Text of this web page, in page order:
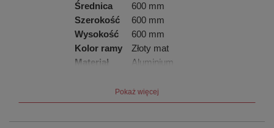
Średnica
600 mm
Szerokość
600 mm
Wysokość
600 mm
Kolor ramy
Złoty mat
Materiał
Aluminium
Okrągła
WyposażenieOchrona przed korozją
Pokaż więcej